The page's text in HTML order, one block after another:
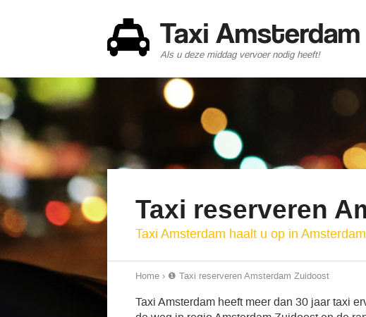
Taxi Amsterdam
Als u deze middag vervoer nodig heeft!
Taxi reserveren
Taxi Amsterdam haalt u op in
Home › ❶ Taxi reserveren Amsterdam Zuidoost
Taxi Amsterdam heeft meer dan 30 jaar taxi